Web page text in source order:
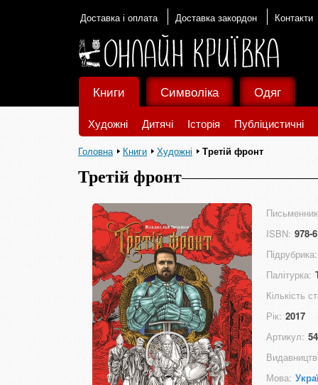
Доставка і оплата Доставка закордон Контакти
Книги
Художні Дитячі Історія Публіцистичні
Символіка Одяг
Головна Книги Художні Третій фронт
Третій фронт
ISBN: 978-
Підрубрика:
Палітурка:
Кількість
Рік: 2017
Артикул:
Мова: